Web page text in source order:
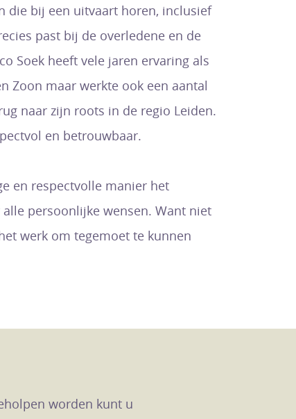
die bij een uitvaart horen, inclusief
past bij de overledene en de
Soek heeft vele jaren ervaring als
Zoon maar werkte ook een aantal
naar zijn roots in de regio Leiden.
en betrouwbaar.
en respectvolle manier het
persoonlijke wensen. Want niet
werk om tegemoet te kunnen
worden kunt u